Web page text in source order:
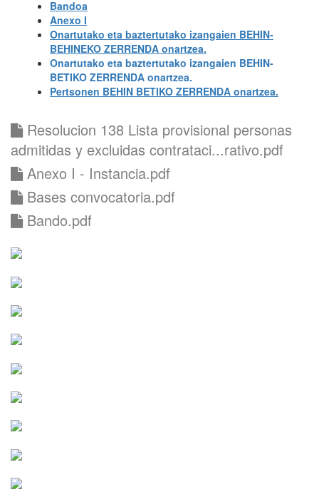
Bandoa
Anexo I
Onartutako eta baztertutako izangaien BEHIN-
BEHINEKO ZERRENDA onartzea.
Onartutako eta baztertutako izangaien BEHIN-
BETIKO ZERRENDA onartzea.
Pertsonen BEHIN BETIKO ZERRENDA onartzea.
Resolucion 138 Lista provisional personas
admitidas y excluidas contrataci...rativo.pdf
Anexo I - Instancia.pdf
Bases convocatoria.pdf
Bando.pdf